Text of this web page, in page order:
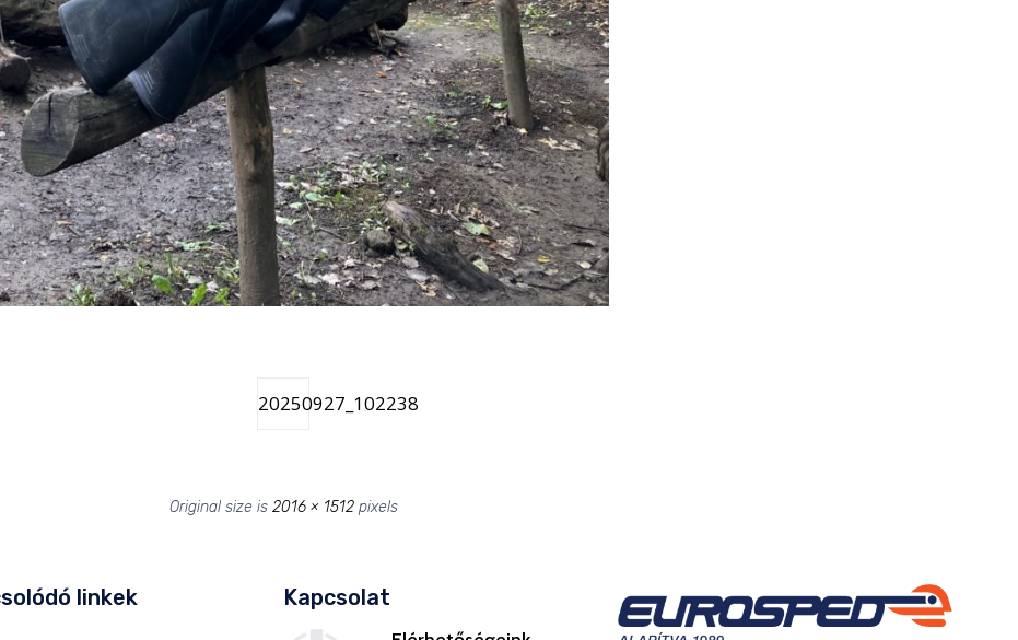
20250927_102238
Original size is 2016 × 1512pixels
linkek Kapcsolat